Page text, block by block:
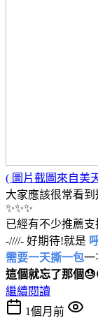
( 圖片截圖來自美
大家應該很常看
✨✨✨
已經有不少推薦
-////- 好期待!就是
需要一天撕一包一
這個就忘了那個
繼續閱讀
1個月前